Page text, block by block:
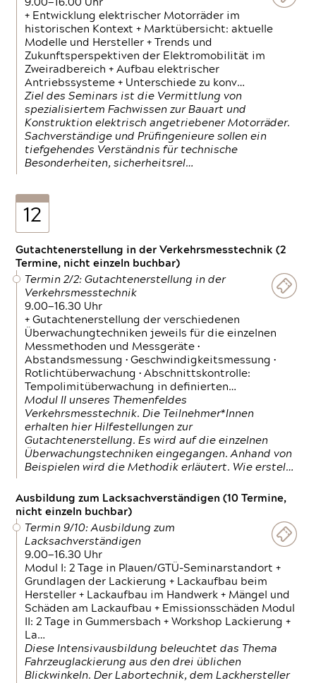
9.00—16.00 Uhr
+ Entwicklung elektrischer Motorräder im
historischen Kontext + Marktübersicht: aktuelle
Modelle und Hersteller + Trends und
Zukunftsperspektiven der Elektromobilität im
Zweiradbereich + Aufbau elektrischer
Antriebssysteme + Unterschiede zu konv…
Ziel des Seminars ist die Vermittlung von
spezialisiertem Fachwissen zur Bauart und
Konstruktion elektrisch angetriebener Motorräder.
Sachverständige und Prüfingenieure sollen ein
tiefgehendes Verständnis für technische
Besonderheiten, sicherheitsrel…
12
Gutachtenerstellung in der Verkehrsmesstechnik (2
Termine, nicht einzeln buchbar)
Termin 2/2: Gutachtenerstellung in der
Verkehrsmesstechnik
9.00—16.30 Uhr
+ Gutachtenerstellung der verschiedenen
Überwachungtechniken jeweils für die einzelnen
Messmethoden und Messgeräte •
Abstandsmessung • Geschwindigkeitsmessung •
Rotlichtüberwachung • Abschnittskontrolle:
Tempolimitüberwachung in definierten…
Modul II unseres Themenfeldes
Verkehrsmesstechnik. Die Teilnehmer*Innen
erhalten hier Hilfestellungen zur
Gutachtenerstellung. Es wird auf die einzelnen
Überwachungstechniken eingegangen. Anhand von
Beispielen wird die Methodik erläutert. Wie erstel…
Ausbildung zum Lacksachverständigen (10 Termine,
nicht einzeln buchbar)
Termin 9/10: Ausbildung zum
Lacksachverständigen
9.00—16.30 Uhr
Modul I: 2 Tage in Plauen/GTÜ-Seminarstandort +
Grundlagen der Lackierung + Lackaufbau beim
Hersteller + Lackaufbau im Handwerk + Mängel und
Schäden am Lackaufbau + Emissionsschäden Modul
II: 2 Tage in Gummersbach + Workshop Lackierung +
La…
Diese Intensivausbildung beleuchtet das Thema
Fahrzeuglackierung aus den drei üblichen
Blickwinkeln. Der Labortechnik, dem Lackhersteller